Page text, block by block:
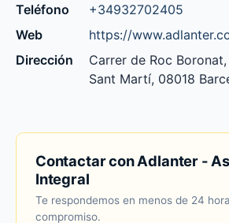
Teléfono
+34932702405
Web
https://
Dirección
Carrer de Roc Boronat,
Sant Martí, 08018
Contactar con Adlanter -
Integral
Te respondemos en menos de 24
compromiso.